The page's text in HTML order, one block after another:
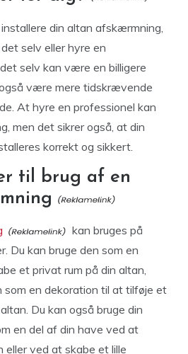
din altan afskærmning,
selv eller hyre en
selv kan være en billigere
være mere tidskrævende
At hyre en professionel kan
men det sikrer også, at din
korrekt og sikkert.
til brug af en
kan bruges på
Du kan bruge den som en
et privat rum på din altan,
som en dekoration til at tilføje et
Du kan også bruge din
en del af din have ved at
ved at skabe et lille